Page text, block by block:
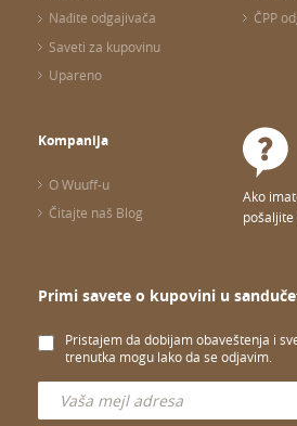
Nađite odgajivača
Saveti za kupovinu
Upareno
ČPP
Kompanija
O Wuuff-u
Čitajte naš Blog
Ako
Primi savete o kupovini u
Pristajem da dobijam obaveštenja i
trenutka mogu lako da se odjavim.